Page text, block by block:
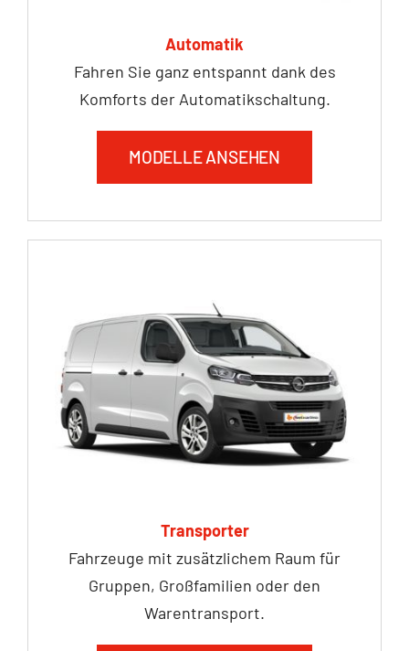
Automatik
Fahren Sie ganz entspannt dank des
Komforts der Automatikschaltung.
MODELLE ANSEHEN
Transporter
Fahrzeuge mit zusätzlichem Raum für
Gruppen, Großfamilien oder den
Warentransport.